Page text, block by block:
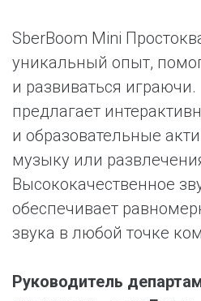
SberBoom Mini
уникальный опыт,
и развиваться
предлагает
и образовательные
музыку или
Высококачественное
обеспечивает
звука в любой точке
Руководитель